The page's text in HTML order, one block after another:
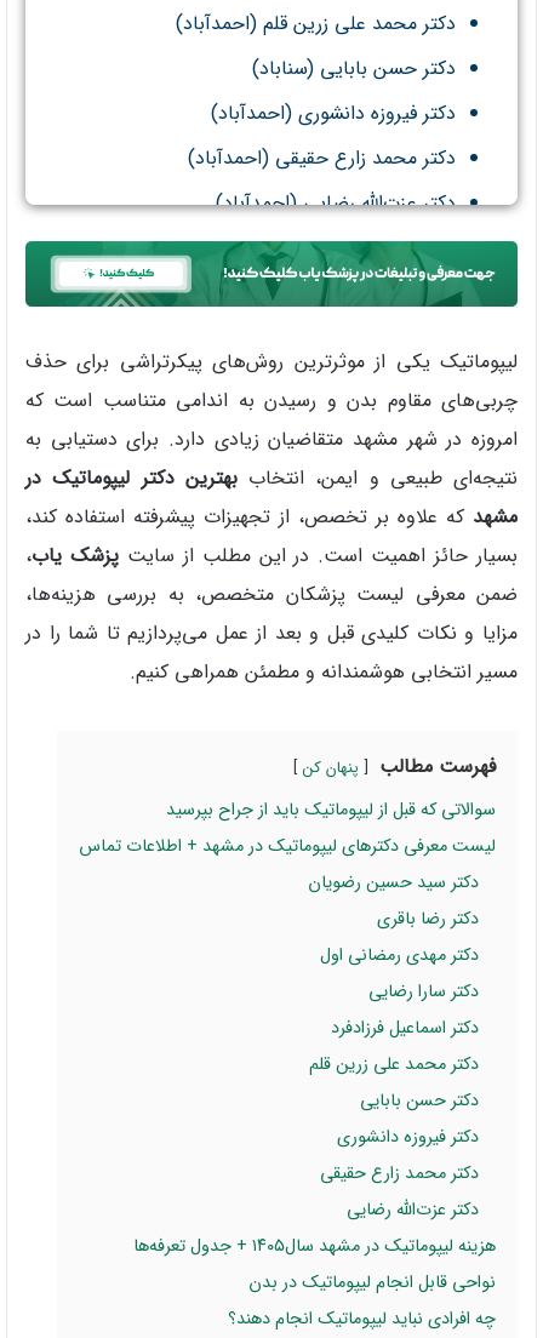
دکتر محمد علی زرین قلم (احمدآباد)
دکتر حسن بابایی (سناباد)
دکتر فیروزه دانشوری (احمدآباد)
دکتر محمد زارع حقیقی (احمدآباد)
دکتر عزت‌الله رضایی (احمدآباد)
لیپوماتیک یکی از موثرترین روش‌های پیکرتراشی برای حذف
چربی‌های مقاوم بدن و رسیدن به اندامی متناسب است که
امروزه در شهر مشهد متقاضیان زیادی دارد. برای دستیابی به
نتیجه‌ای طبیعی و ایمن، انتخاببهترین دکتر لیپوماتیک در
مشهد که علاوه بر تخصص، از تجهیزات پیشرفته استفاده کند،
بسیار حائز اهمیت است. در این مطلب از سایتپزشک‌ یاب،
ضمن معرفی لیست پزشکان متخصص، به بررسی هزینه‌ها،
مزایا و نکات کلیدی قبل و بعد از عمل می‌پردازیم تا شما را در
مسیر انتخابی هوشمندانه و مطمئن همراهی کنیم.
فهرست مطالب پنهان کن
سوالاتی که قبل از لیپوماتیک باید از جراح بپرسید
لیست معرفی دکترهای لیپوماتیک در مشهد + اطلاعات تماس
دکتر سید حسین رضویان
دکتر رضا باقری
دکتر مهدی رمضانی اول
دکتر سارا رضایی
دکتر اسماعیل فرزادفرد
دکتر محمد علی زرین قلم
دکتر حسن بابایی
دکتر فیروزه دانشوری
دکتر محمد زارع حقیقی
دکتر عزت‌الله رضایی
هزینه لیپوماتیک در مشهد سال۱۴۰۵ + جدول تعرفه‌ها
نواحی قابل انجام لیپوماتیک در بدن
چه افرادی نباید لیپوماتیک انجام دهند؟